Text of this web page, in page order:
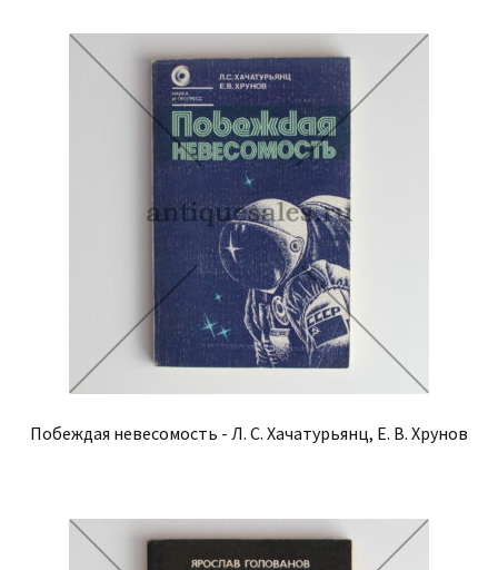
Побеждая невесомость - Л. С. Хачатурьянц, Е. В. Хрунов